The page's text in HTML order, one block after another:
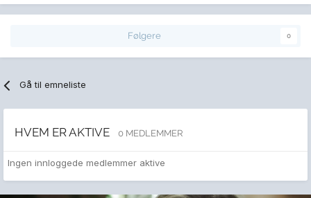
Følgere 0
Gå til emneliste
HVEM ER AKTIVE 0 MEDLEMMER
Ingen innloggede medlemmer aktive